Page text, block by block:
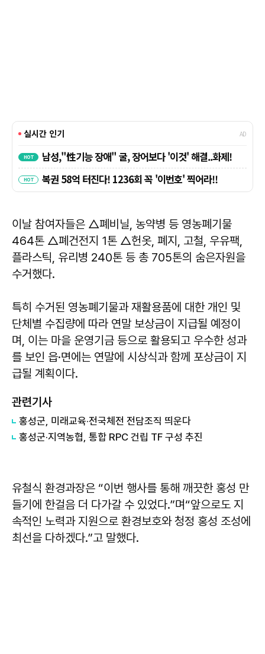
이날 참여자들은 △폐비닐, 농약병 등 영농폐기물
464톤 △폐건전지 1톤 △헌옷, 폐지, 고철, 우유팩,
플라스틱, 유리병 240톤 등 총 705톤의 숨은자원을
수거했다.
특히 수거된 영농폐기물과 재활용품에 대한 개인 및
단체별 수집량에 따라 연말 보상금이 지급될 예정이
며, 이는 마을 운영기금 등으로 활용되고 우수한 성과
를 보인 읍·면에는 연말에 시상식과 함께 포상금이 지
급될 계획이다.
관련기사
홍성군, 미래교육·전국체전 전담조직 띄운다
홍성군·지역농협, 통합 RPC 건립 TF 구성 추진
유철식 환경과장은 “이번 행사를 통해 깨끗한 홍성 만
들기에 한걸음 더 다가갈 수 있었다.”며“앞으로도 지
속적인 노력과 지원으로 환경보호와 청정 홍성 조성에
최선을 다하겠다.”고 말했다.